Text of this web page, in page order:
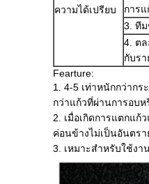
ความได้เปรียบ
การ
3. ที
4. ตล
กับร
Fearture:
1. 4-5 เท่าหนักกว่าก
กว่าแก้วที่ผ่านการอบ
2. เมื่อเกิดการแตกแก้
ค่อนข้างไม่เป็นอันตร
3. เหมาะสำหรับใช้ง